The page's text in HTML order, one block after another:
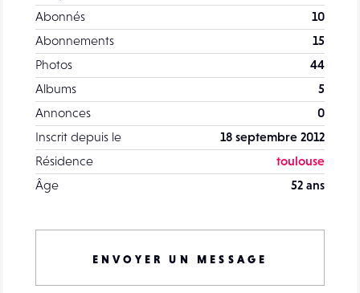
Abonnés
10
Abonnements
15
Photos
44
Albums
5
Annonces
0
Inscrit depuis le
18 septembre 2012
Résidence
toulouse
Âge
52 ans
ENVOYER UN MESSAGE